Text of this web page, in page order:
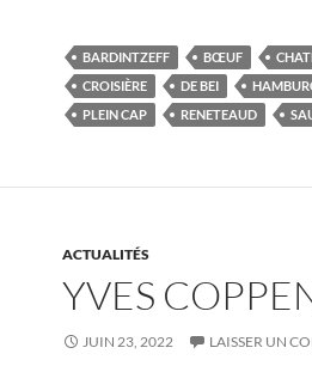
BARDINTZEFF BŒUF
CROISIÈRE
DE BEI
PLEIN CAP
RENETEAUD
ACTUALITÉS
YVES
JUIN 23, 2022 LAISSER UN